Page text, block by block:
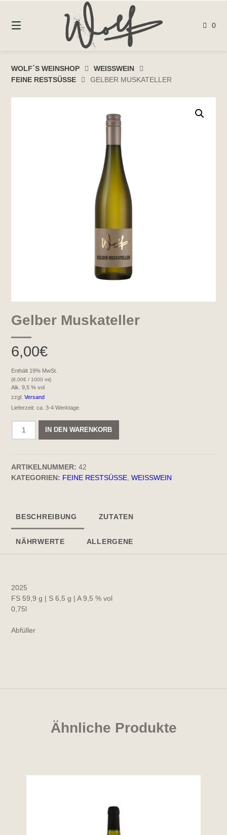
zum
0
WOLF´S WEINSHOP
WEISSWEIN
FEINE RESTSÜSSE
GELBER MUSKATELLER
Gelber Muskateller
6,00€
Enthält 19% MwSt.
(8,00€ / 1000 ml)
Alk. 9,5 % vol
zzgl.Versand
Lieferzeit: ca. 3-4 Werktage
IN DEN WARENKORB
ARTIKELNUMMER: 42
KATEGORIEN: FEINE RESTSÜSSE ,WEISSWEIN
BESCHREIBUNG ZUTATEN
NÄHRWERTE ALLERGENE
2025
FS 59,9 g | S 6,5 g | A 9,5 % vol
0,75l
Abfüller
Ähnliche Produkte